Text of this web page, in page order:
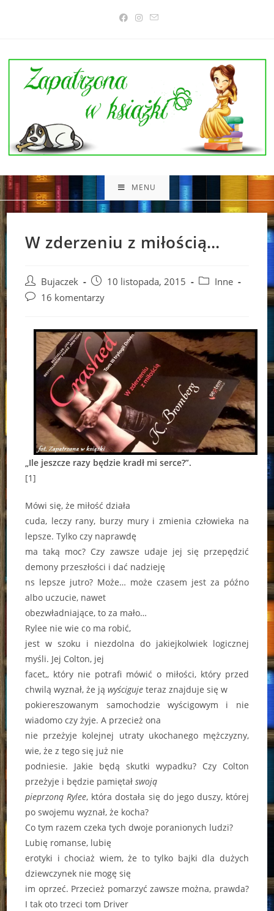
MENU
W zderzeniu z miłością…
Post
author:
Bujaczek
Post
published:
10 listopada, 2015
PostInne
Post16 komentarzy
„Ile jeszcze razy będzie kradł mi serce?”.
[1]
Mówi się, że miłość działa
cuda, leczy rany, burzy mury i zmienia człowieka na
lepsze. Tylko czy naprawdę
ma taką moc? Czy zawsze udaje jej się przepędzić
demony przeszłości i dać nadzieję
ns lepsze jutro? Może… może czasem jest za późno
albo uczucie, nawet
obezwładniające, to za mało…
Rylee nie wie co ma robić,
jest w szoku i niezdolna do jakiejkolwiek logicznej
myśli. Jej Colton, jej
facet,, który nie potrafi mówić o miłości, który przed
chwilą wyznał, że jąwyściguje teraz znajduje się w
pokiereszowanym samochodzie wyścigowym i nie
wiadomo czy żyje. A przecież ona
nie przeżyje kolejnej utraty ukochanego mężczyzny,
wie, że z tego się już nie
podniesie. Jakie będą skutki wypadku? Czy Colton
przeżyje i będzie pamiętałswoją
pieprzoną Rylee, która dostała się do jego duszy, której
po swojemu wyznał, że kocha?
Co tym razem czeka tych dwoje poranionych ludzi?
Lubię romanse, lubię
erotyki i chociaż wiem, że to tylko bajki dla dużych
dziewczynek nie mogę się
im oprzeć. Przecież pomarzyć zawsze można, prawda?
I tak oto trzeci tom Driver